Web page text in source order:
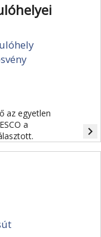
az egyetlen
a
navigate_next